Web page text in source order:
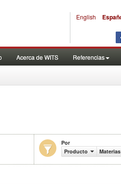
English
Acerca de WITS Referencias
(en miles de US$)
Por
Producto